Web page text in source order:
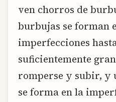
ven chorros de
burbujas se forman
imperfecciones
suficientemente
romperse y subir, y
se forma en la